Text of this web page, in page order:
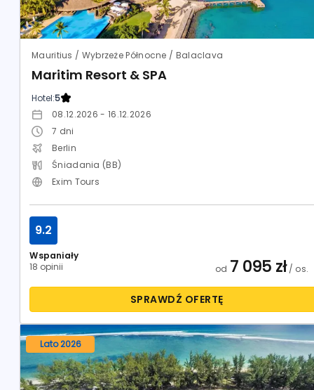
Mauritius / Wybrzeże Północne / Balaclava
Maritim Resort & SPA
Hotel:5
08.12.2026 - 16.12.2026
7 dni
Berlin
Śniadania (BB)
Exim Tours
Wspaniały
18 opinii
9.2
od 7 095 zł/ os.
SPRAWDŹ OFERTĘ
Lato 2026